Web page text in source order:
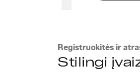
Registruokitės ir
Stilingi